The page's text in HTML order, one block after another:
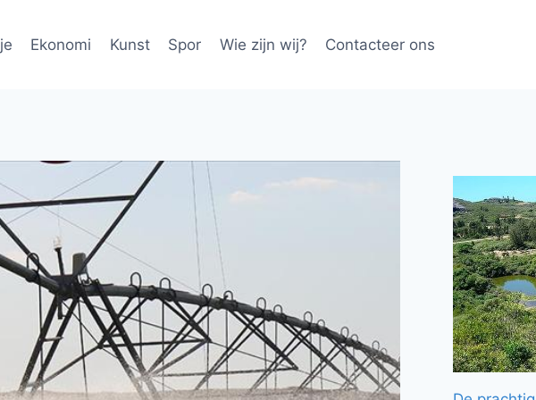
Ekonomi Kunst Spor Wie zijn wij? Contacteer ons